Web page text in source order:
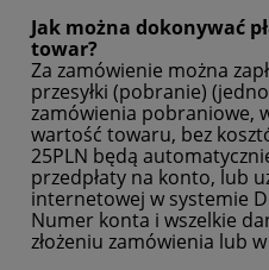
Jak można dokonywać
towar?
Za zamówienie można
przesyłki (pobranie)
zamówienia pobraniowe,
wartość towaru, bez
25PLN będą
przedpłaty na konto, lub
internetowej w systemie
Numer konta i wszelkie
złożeniu zamówienia lub